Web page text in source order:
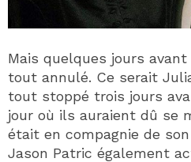
Mais quelques jours
tout annulé. Ce serait
tout stoppé trois jours
jour où ils auraient dû se
était en compagnie de
Jason Patric également